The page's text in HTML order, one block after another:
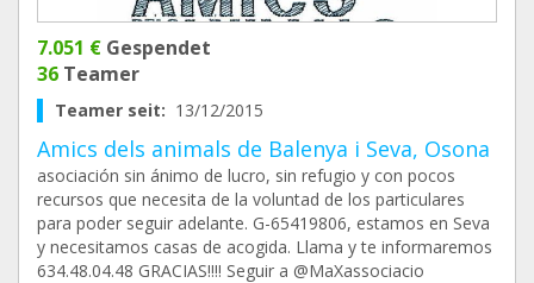
7.051 € Gespendet
36 Teamer
Teamer seit: 13/12/2015
Amics dels animals de Balenya i Seva, Osona
asociación sin ánimo de lucro, sin refugio y con pocos
recursos que necesita de la voluntad de los particulares
para poder seguir adelante. G-65419806, estamos en Seva
y necesitamos casas de acogida. Llama y te informaremos
634.48.04.48 GRACIAS!!!! Seguir a @MaXassociacio